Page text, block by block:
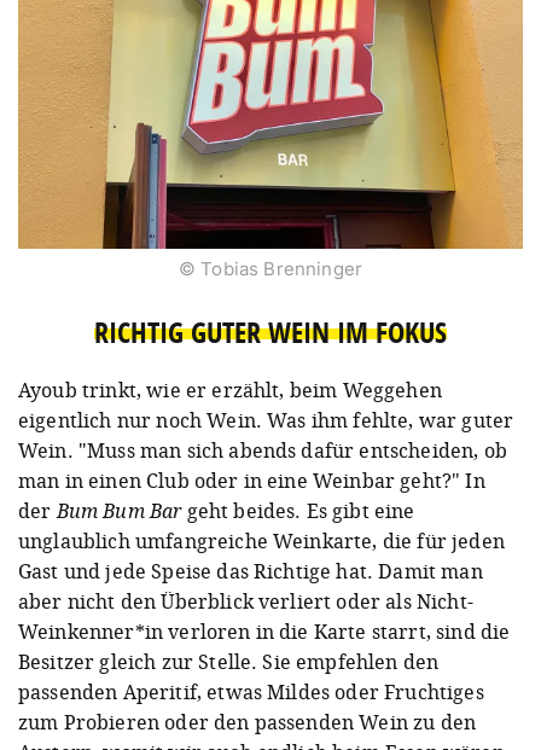
© Tobias Brenninger
RICHTIG GUTER WEIN IM FOKUS
Ayoub trinkt, wie er erzählt, beim Weggehen
eigentlich nur noch Wein. Was ihm fehlte, war guter
Wein. "Muss man sich abends dafür entscheiden, ob
man in einen Club oder in eine Weinbar geht?" In
derBum Bum Bargeht beides. Es gibt eine
unglaublich umfangreiche Weinkarte, die für jeden
Gast und jede Speise das Richtige hat. Damit man
aber nicht den Überblick verliert oder als Nicht-
Weinkenner*in verloren in die Karte starrt, sind die
Besitzer gleich zur Stelle. Sie empfehlen den
passenden Aperitif, etwas Mildes oder Fruchtiges
zum Probieren oder den passenden Wein zu den